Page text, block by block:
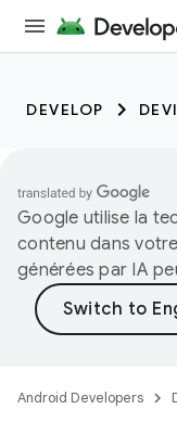
DEVELOP
Google utilise la
contenu dans
générées par IA
Android Developers